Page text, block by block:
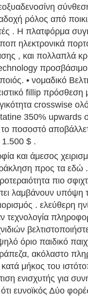
ρόλος από
. Η πλατφόρμα
ηλεκτρονικά
, και πολλαπλά
• νομαδικό
fillip πρόσθεση
crosswise
350% upwards
ποσοστό
1.500 $ .
και άμεσος
προς τα εδώ
πιο
λαμβάνουν υπόψη
. ελεύθερη
όριο παιδικό
ακόλαστο
μήκος του
ενισχυτής για
ευνοϊκός Δύο